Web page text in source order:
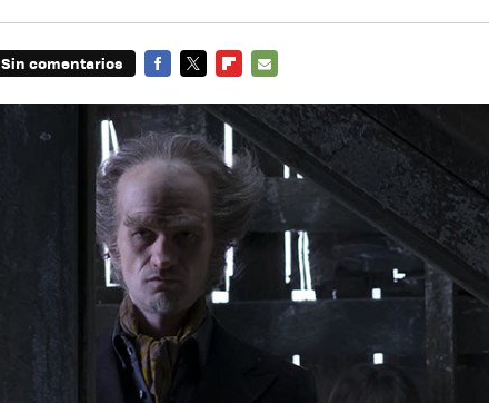
Sin comentarios
MAIL